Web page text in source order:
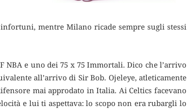
mentre Milano ricade sempre sugli stessi
NBA e uno dei 75 x 75 Immortali. Dico che l’arrivo
all’arrivo di Sir Bob. Ojeleye, atleticamente
mai approdato in Italia. Ai Celtics facevano
e lui ti aspettava: lo scopo non era rubargli lo